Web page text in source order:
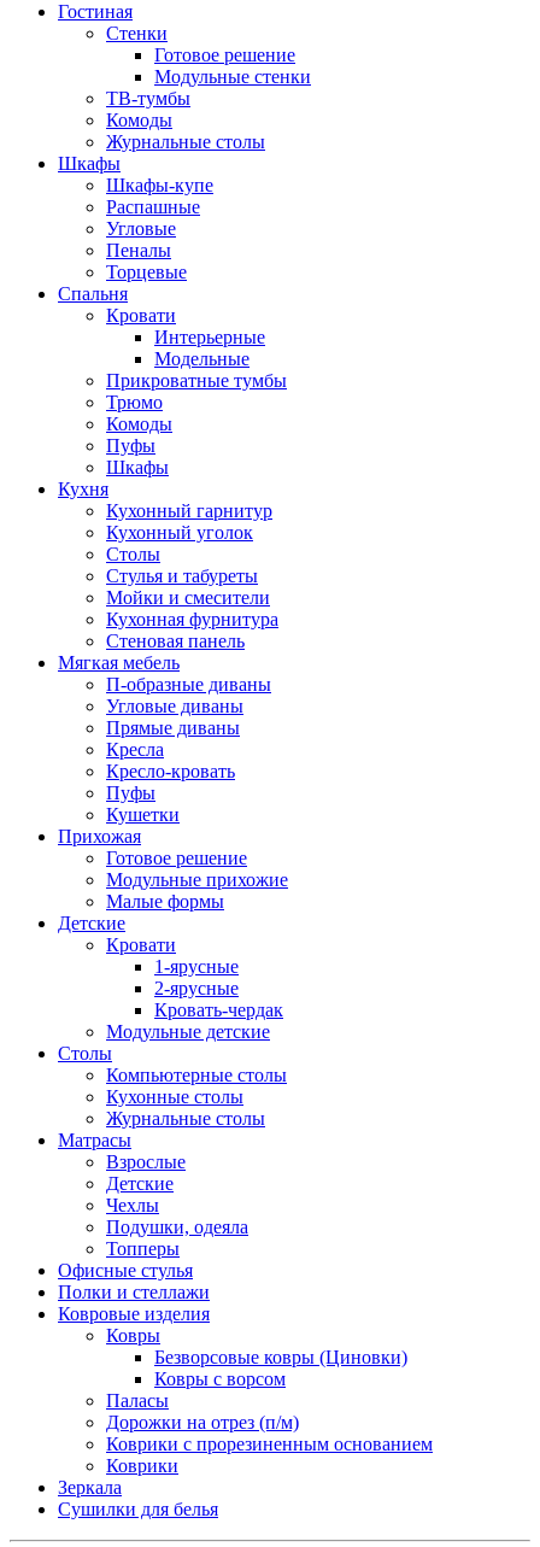
Гостиная
Стенки
Готовое решение
Модульные стенки
ТВ-тумбы
Комоды
Журнальные столы
Шкафы
Шкафы-купе
Распашные
Угловые
Пеналы
Торцевые
Спальня
Кровати
Интерьерные
Модельные
Прикроватные тумбы
Трюмо
Комоды
Пуфы
Шкафы
Кухня
Кухонный гарнитур
Кухонный уголок
Столы
Стулья и табуреты
Мойки и смесители
Кухонная фурнитура
Стеновая панель
Мягкая мебель
П-образные диваны
Угловые диваны
Прямые диваны
Кресла
Кресло-кровать
Пуфы
Кушетки
Прихожая
Готовое решение
Модульные прихожие
Малые формы
Детские
Кровати
1-ярусные
2-ярусные
Кровать-чердак
Модульные детские
Столы
Компьютерные столы
Кухонные столы
Журнальные столы
Матрасы
Взрослые
Детские
Чехлы
Подушки, одеяла
Топперы
Офисные стулья
Полки и стеллажи
Ковровые изделия
Ковры
Безворсовые ковры (Циновки)
Ковры с ворсом
Паласы
Дорожки на отрез (п/м)
Коврики с прорезиненным основанием
Коврики
Зеркала
Сушилки для белья